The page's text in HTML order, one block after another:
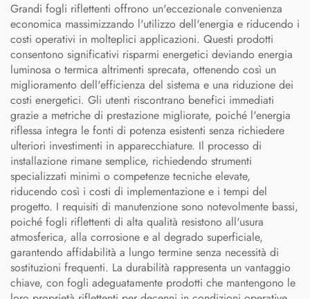
Grandi fogli riflettenti offrono un'eccezionale convenienza
economica massimizzando l'utilizzo dell'energia e riducendo i
costi operativi in molteplici applicazioni. Questi prodotti
consentono significativi risparmi energetici deviando energia
luminosa o termica altrimenti sprecata, ottenendo così un
miglioramento dell'efficienza del sistema e una riduzione dei
costi energetici. Gli utenti riscontrano benefici immediati
grazie a metriche di prestazione migliorate, poiché l'energia
riflessa integra le fonti di potenza esistenti senza richiedere
ulteriori investimenti in apparecchiature. Il processo di
installazione rimane semplice, richiedendo strumenti
specializzati minimi o competenze tecniche elevate,
riducendo così i costi di implementazione e i tempi del
progetto. I requisiti di manutenzione sono notevolmente bassi,
poiché fogli riflettenti di alta qualità resistono all'usura
atmosferica, alla corrosione e al degrado superficiale,
garantendo affidabilità a lungo termine senza necessità di
sostituzioni frequenti. La durabilità rappresenta un vantaggio
chiave, con fogli adeguatamente prodotti che mantengono le